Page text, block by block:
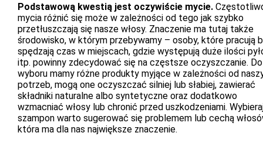
Podstawową kwestią jest oczywiście mycie.
mycia różnić się może w zależności od tego jak szybko
przetłuszczają się nasze włosy. Znaczenie ma tutaj także
środowisko, w którym przebywamy – osoby, które pracują
spędzają czas w miejscach, gdzie występują duże ilości
itp. powinny zdecydować się na częstsze oczyszczanie. Do
wyboru mamy różne produkty myjące w zależności od
potrzeb, mogą one oczyszczać silniej lub słabiej, zawierać
składniki naturalne albo syntetyczne oraz dodatkowo
wzmacniać włosy lub chronić przed uszkodzeniami.
szampon warto sugerować się problemem lub cechą
która ma dla nas największe znaczenie.